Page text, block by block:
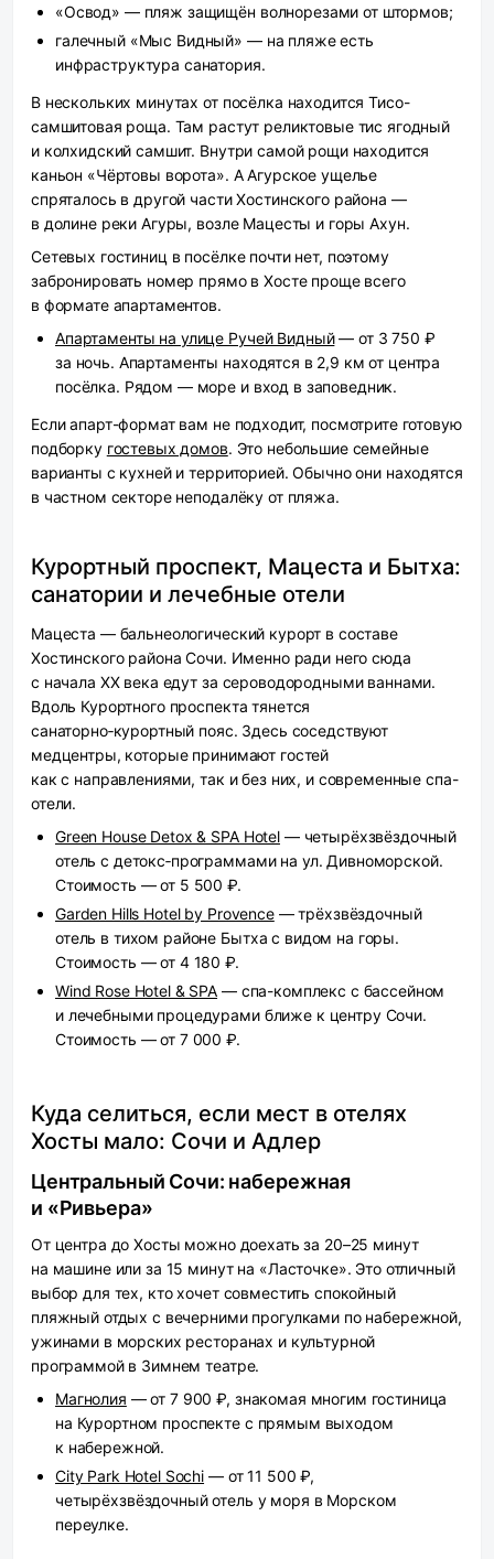
«Освод» — пляж защищён волнорезами от штормов;
галечный «Мыс Видный» — на пляже есть
инфраструктура санатория.
В нескольких минутах от посёлка находится Тисо-
самшитовая роща. Там растут реликтовые тис ягодный
и колхидский самшит. Внутри самой рощи находится
каньон «Чёртовы ворота». А Агурское ущелье
спряталось в другой части Хостинского района —
в долине реки Агуры, возле Мацесты и горы Ахун.
Сетевых гостиниц в посёлке почти нет, поэтому
забронировать номер прямо в Хосте проще всего
в формате апартаментов.
Апартаменты на улице Ручей Видный— от 3 750 ₽
за ночь. Апартаменты находятся в 2,9 км от центра
посёлка. Рядом — море и вход в заповедник.
Если апарт-формат вам не подходит, посмотрите готовую
подборку гостевых домов. Это небольшие семейные
варианты с кухней и территорией. Обычно они находятся
в частном секторе неподалёку от пляжа.
Курортный проспект, Мацеста и Бытха:
санатории и лечебные отели
Мацеста — бальнеологический курорт в составе
Хостинского района Сочи. Именно ради него сюда
с начала XX века едут за сероводородными ваннами.
Вдоль Курортного проспекта тянется
санаторно‑курортный пояс. Здесь соседствуют
медцентры, которые принимают гостей
как с направлениями, так и без них, и современные спа-
отели.
Green House Detox & SPA Hotel— четырёхзвёздочный
отель с детокс‑программами на ул. Дивноморской.
Стоимость — от 5 500 ₽.
Garden Hills Hotel by Provence— трёхзвёздочный
отель в тихом районе Бытха с видом на горы.
Стоимость — от 4 180 ₽.
Wind Rose Hotel & SPA — спа-комплекс с бассейном
и лечебными процедурами ближе к центру Сочи.
Стоимость — от 7 000 ₽.
Куда селиться, если мест в отелях
Хосты мало: Сочи и Адлер
Центральный Сочи: набережная
и «Ривьера»
От центра до Хосты можно доехать за 20–25 минут
на машине или за 15 минут на «Ласточке». Это отличный
выбор для тех, кто хочет совместить спокойный
пляжный отдых с вечерними прогулками по набережной,
ужинами в морских ресторанах и культурной
программой в Зимнем театре.
Магнолия — от 7 900 ₽, знакомая многим гостиница
на Курортном проспекте с прямым выходом
к набережной.
City Park Hotel Sochi — от 11 500 ₽,
четырёхзвёздочный отель у моря в Морском
переулке.